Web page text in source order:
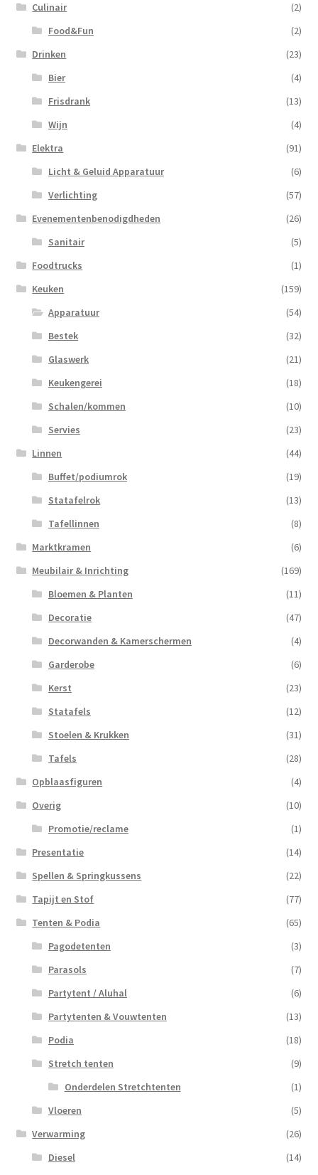
Culinair
(2)
Food&Fun
(2)
Drinken
(23)
Bier
(4)
Frisdrank
(13)
Wijn
(4)
Elektra
(91)
Licht & Geluid Apparatuur
(6)
Verlichting
(57)
Evenementenbenodigdheden
(26)
Sanitair
(5)
Foodtrucks
(1)
Keuken
(159)
Apparatuur
(54)
Bestek
(32)
Glaswerk
(21)
Keukengerei
(18)
Schalen/kommen
(10)
Servies
(23)
Linnen
(44)
Buffet/podiumrok
(19)
Statafelrok
(13)
Tafellinnen
(8)
Marktkramen
(6)
Meubilair & Inrichting
(169)
Bloemen & Planten
(11)
Decoratie
(47)
Decorwanden & Kamerschermen
(4)
Garderobe
(6)
Kerst
(23)
Statafels
(12)
Stoelen & Krukken
(31)
Tafels
(28)
Opblaasfiguren
(4)
Overig
(10)
Promotie/reclame
(1)
Presentatie
(14)
Spellen & Springkussens
(22)
Tapijt en Stof
(77)
Tenten & Podia
(65)
Pagodetenten
(3)
Parasols
(7)
Partytent / Aluhal
(6)
Partytenten & Vouwtenten
(13)
Podia
(18)
Stretch tenten
(9)
Onderdelen Stretchtenten
(1)
Vloeren
(5)
Verwarming
(26)
Diesel
(14)